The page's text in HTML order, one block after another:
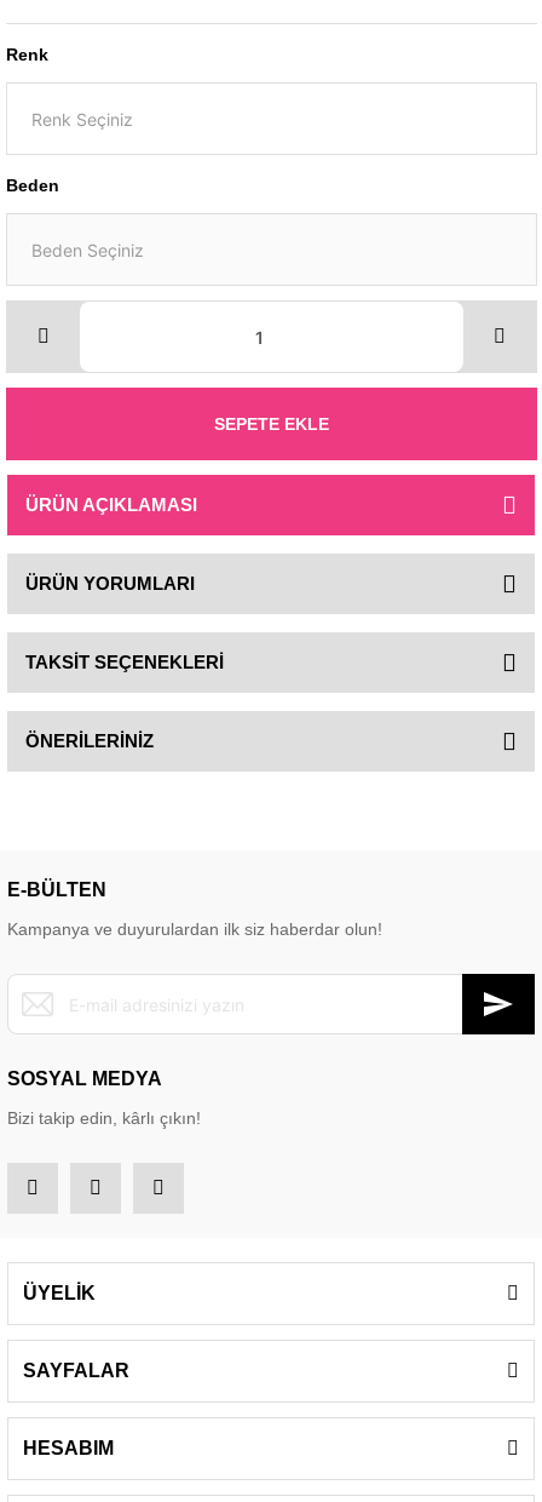
Renk
Beden
SEPETE EKLE
ÜRÜN AÇIKLAMASI
ÜRÜN YORUMLARI
TAKSİT SEÇENEKLERİ
ÖNERİLERİNİZ
E-BÜLTEN
Kampanya ve duyurulardan ilk siz haberdar olun!
SOSYAL MEDYA
Bizi takip edin, kârlı çıkın!
ÜYELİK
SAYFALAR
HESABIM